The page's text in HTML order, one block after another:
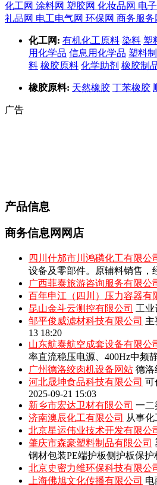
化工网 涂料网 塑胶网 化妆品网 电
礼品网 电工电气网 环保网 商务服务
化工网: 有机化工原料 染料 塑
用化学品 信息用化学品 塑料
料 橡胶原料 化学助剂 橡胶制
橡胶原料: 天然橡胶 丁苯橡胶
广告
产品信息
商务信息网网店
四川什邡市川鸿磷化工有限公
设备及零部件。原辅料销售，
广西菲泰旅游咨询服务有限公
百年申江（四川）压力容器有
昆山金斗云测控有限公司 工业
邹平俊威滤材科技有限公司 主
13 18:20
山东航泰航空成套设备有限公
率直流稳压电源、400Hz中频
广州德洛绞肉机设备网站 德洛
河北晟坤食品科技有限公司 可
2025-09-21 15:03
新乡市宏达卫材有限公司 一二
济南澳辰化工有限公司 从事
北京星运伟业技术开发有限公
肇庆市森豪塑料制品有限公司
钢材包装PE端护板侧护板保护
北京史密力维环保科技有限公
上海佛旭文化传播有限公司 电